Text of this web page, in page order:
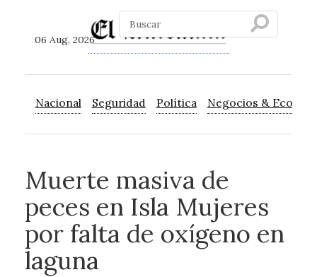
06 Aug, 2026
Nacional Seguridad Política Negocios &
Muerte masiva de
peces en Isla Mujeres
por falta de oxígeno en
laguna